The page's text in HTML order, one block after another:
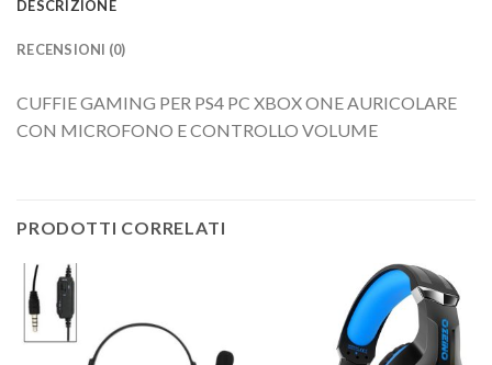
DESCRIZIONE
RECENSIONI (0)
CUFFIE GAMING PER PS4 PC XBOX ONE AURICOLARE
CON MICROFONO E CONTROLLO VOLUME
PRODOTTI CORRELATI